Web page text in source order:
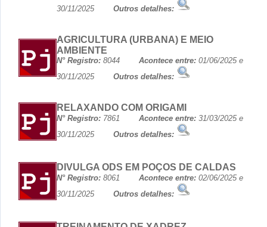
30/11/2025 Outros detalhes:
AGRICULTURA (URBANA) E MEIO
AMBIENTE
N° Registro: 8044 Acontece entre: 01/06/2025 e
30/11/2025 Outros detalhes:
RELAXANDO COM ORIGAMI
N° Registro: 7861 Acontece entre: 31/03/2025 e
30/11/2025 Outros detalhes:
DIVULGA ODS EM POÇOS DE CALDAS
N° Registro: 8061 Acontece entre: 02/06/2025 e
30/11/2025 Outros detalhes: